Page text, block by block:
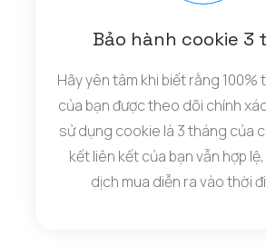
Bảo hành cookie 3
Hãy yên tâm khi biết rằng 100%
của bạn được theo dõi chính
sử dụng cookie là 3 tháng của
kết liên kết của bạn vẫn hợp
dịch mua diễn ra vào thời